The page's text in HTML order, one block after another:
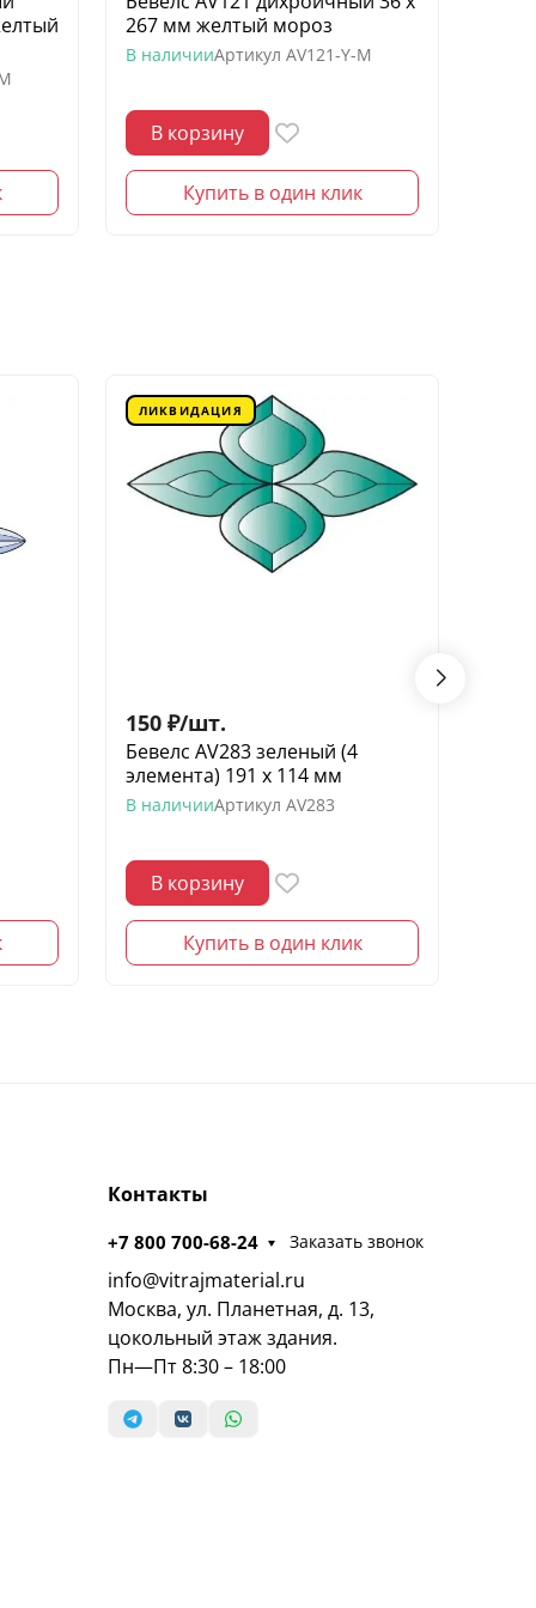
267 мм желтый мороз
В наличииАртикул AV121-Y-M
В корзину
Купить в один клик
ЛИКВИДАЦИЯ
150 ₽/шт.
Бевелс AV283 зеленый (4
элемента) 191 х 114 мм
В наличииАртикул AV283
В корзину
Купить в один клик
Контакты
+7 800 700-68-24 Заказать звонок
info@vitrajmaterial.ru
Москва, ул. Планетная, д. 13,
цокольный этаж здания.
Пн—Пт 8:30 – 18:00